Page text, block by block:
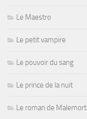
Le Maestro
Le petit vampire
Le pouvoir du sang
Le prince de la nuit
Le roman de Malemort